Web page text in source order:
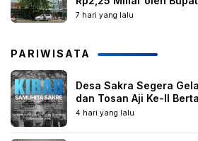
7 hari yang lalu
PARIWISATA
Desa Sakra Segera
dan Tosan Aji Ke-II
4 hari yang lalu